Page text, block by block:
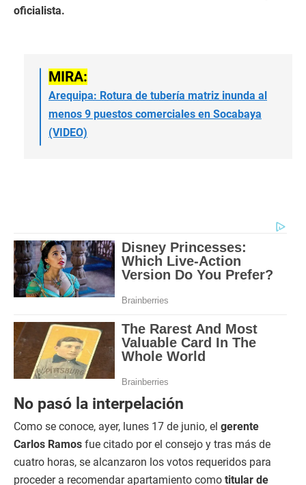
oficialista.
MIRA:
Arequipa: Rotura de tubería matriz inunda al
menos 9 puestos comerciales en Socabaya
(VIDEO)
No pasó la interpelación
Como se conoce, ayer, lunes 17 de junio, el gerente
Carlos Ramos fue citado por el consejo y tras más de
cuatro horas, se alcanzaron los votos requeridos para
proceder a recomendar apartamiento como titular de